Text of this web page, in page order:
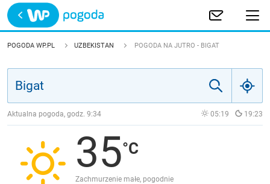
Trwa ładowanie
POLSKA
JAKOŚĆ POWIETRZA
POGODA WP.PL UZBEKISTAN POGODA NA JUTRO - BIGAT
Aktualna pogoda, godz. 9:34 05:19 19:23
35
Zachmurzenie małe, pogodnie